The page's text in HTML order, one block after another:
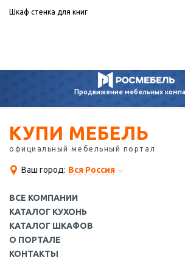
Шкаф стенка для книг
Продвижениемебельных
КУПИ МЕБЕЛЬ
официальный мебельный портал
Ваш город: Вся Россия
ВСЕ КОМПАНИИ
КАТАЛОГ КУХОНЬ
КАТАЛОГ ШКАФОВ
О ПОРТАЛЕ
КОНТАКТЫ